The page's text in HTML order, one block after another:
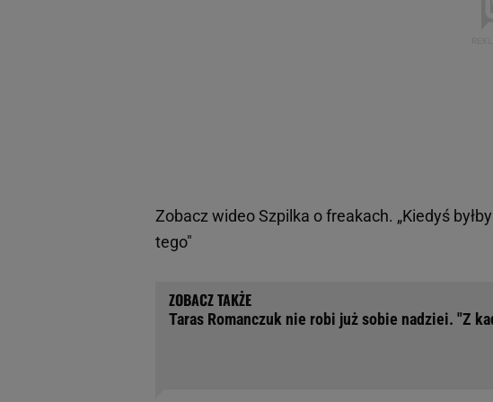
Zobacz wideoSzpilka o freakach. „Kiedyś
tego"
Taras Romanczuk nie robi już sobie nadziei. "Z